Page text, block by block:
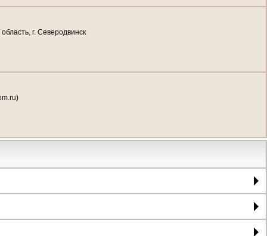
г. Северодвинск